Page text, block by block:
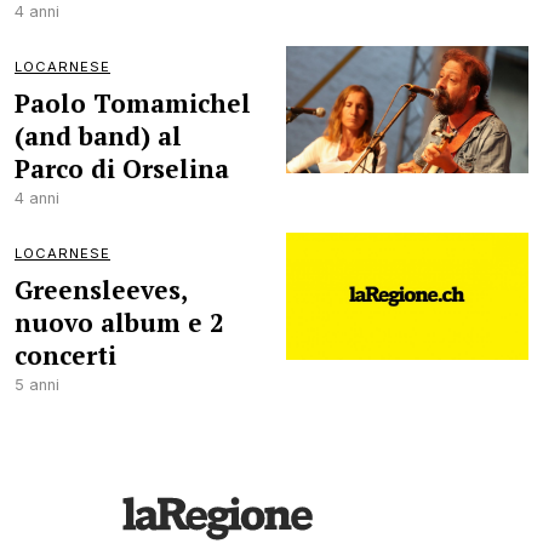
4 anni
LOCARNESE
Paolo Tomamichel
(and band) al
Parco di Orselina
4 anni
LOCARNESE
Greensleeves,
nuovo album e 2
concerti
5 anni